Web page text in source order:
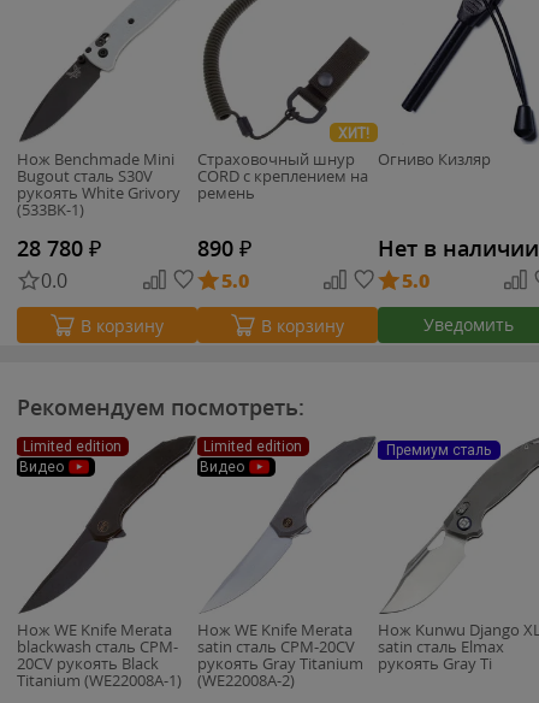
Нож Benchmade Mini
Bugout сталь S30V
рукоять White Grivory
(533BK-1)
28 780 ₽
0.0
В корзину
ХИТ!
Страховочный шнур
CORD с креплением на
ремень
890 ₽
5.0
В корзину
Огниво Кизляр
Нет в наличии
5.0
Уведомить
Рекомендуем посмотреть:
Limited edition
Видео
Нож WE Knife Merata
blackwash сталь CPM-
20CV рукоять Black
Titanium (WE22008A-1)
Limited edition
Видео
Нож WE Knife Merata
satin сталь CPM-20CV
рукоять Gray Titanium
(WE22008A-2)
Премиум сталь
Нож Kunwu Django
satin сталь Elmax
рукоять Gray Ti